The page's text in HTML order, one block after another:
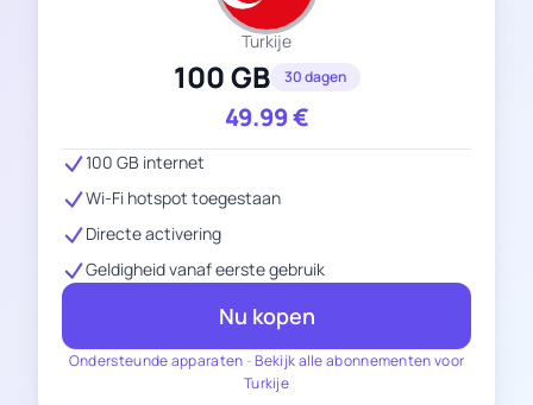
Turkije
100 GB 30 dagen
49.99€
Ondersteunde apparaten -Bekijk alle abonnementen voor
Turkije
100 GB internet
Wi-Fi hotspot toegestaan
Directe activering
Geldigheid vanaf eerste gebruik
Nu kopen